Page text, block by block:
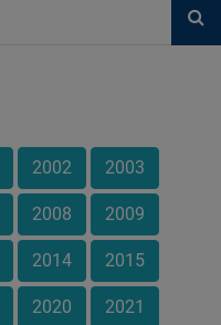
2002 2003
2008 2009
2014 2015
2020 2021